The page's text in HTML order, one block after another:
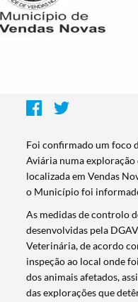
Foi confirmado um foco
Aviária numa
localizada em Vendas
o Município foi
As medidas de controlo
desenvolvidas pela
Veterinária, de acordo
inspeção ao local onde
dos animais afetados,
das explorações que